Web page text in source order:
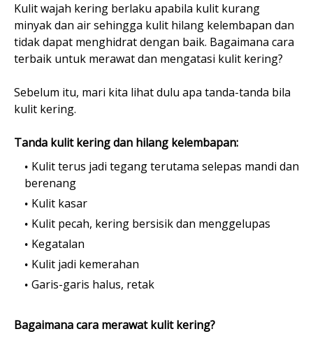
Kulit wajah kering berlaku apabila kulit kurang
minyak dan air sehingga kulit hilang kelembapan dan
tidak dapat menghidrat dengan baik. Bagaimana cara
terbaik untuk merawat dan mengatasi kulit kering?
Sebelum itu, mari kita lihat dulu apa tanda-tanda bila
kulit kering.
Tanda kulit kering dan hilang kelembapan:
Kulit terus jadi tegang terutama selepas mandi dan
berenang
Kulit kasar
Kulit pecah, kering bersisik dan menggelupas
Kegatalan
Kulit jadi kemerahan
Garis-garis halus, retak
Bagaimana cara merawat kulit kering?